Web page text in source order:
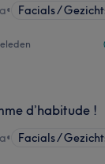
• Facials /
d’habitude !
• Facials /